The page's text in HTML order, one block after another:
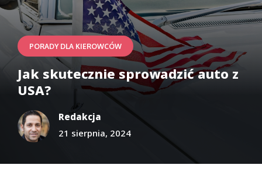
PORADY DLA KIEROWCÓW
Jak skutecznie sprowadzić auto z
USA?
Redakcja
21 sierpnia, 2024